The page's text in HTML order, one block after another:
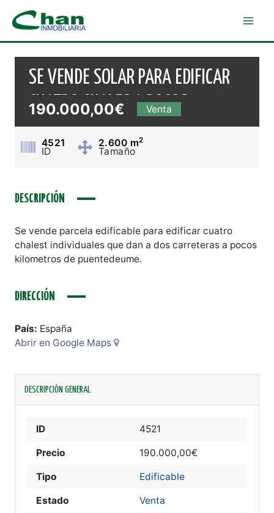
contenido
SE VENDE SOLAR PARA EDIFICAR
CUATRO CHALES A POCOS
MINUTOS DE PUENTEDEUM
190.000,00€ Venta
4521
ID
2.600 m2
Tamaño
DESCRIPCIÓN
Se vende parcela edificable para edificar cuatro
chalest individuales que dan a dos carreteras a pocos
kilometros de puentedeume.
DIRECCIÓN
País: España
Abrir en Google Maps
DESCRIPCIÓN GENERAL
ID 4521
Precio 190.000,00€
Tipo Edificable
Estado Venta